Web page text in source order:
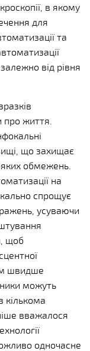
в якому
для
та
від рівня
про життя.
що захищає
обмежень.
на
спрощує
усуваючи
щоб
швидше
можуть
кількома
вважалося
одночасне